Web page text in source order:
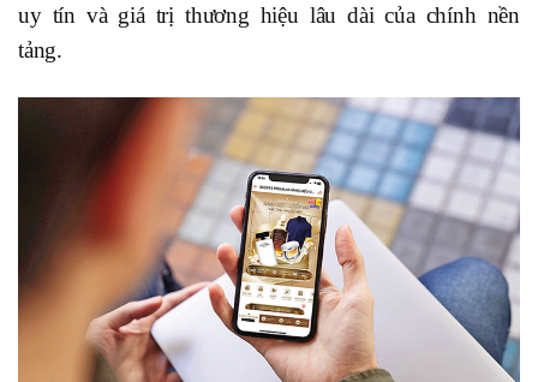
uy tín và giá trị thương hiệu lâu dài của chính nền
tảng.